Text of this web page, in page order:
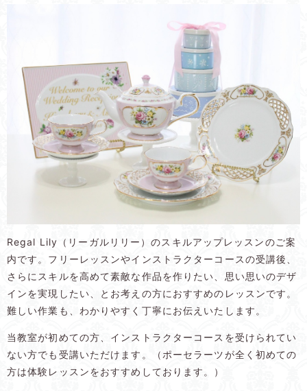
Regal Lily（リーガルリリー）のスキルアップレッスンのご案
内です。フリーレッスンやインストラクターコースの受講後、
さらにスキルを高めて素敵な作品を作りたい、思い思いのデザ
インを実現したい、とお考えの方におすすめのレッスンです。
難しい作業も、わかりやすく丁寧にお伝えいたします。
当教室が初めての方、インストラクターコースを受けられてい
ない方でも受講いただけます。（ポーセラーツが全く初めての
方は体験レッスンをおすすめしております。）